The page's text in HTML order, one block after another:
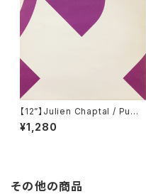
【12”】Julien Chaptal / Pump
(Remote Area) (Remote02
5)
¥1,280
その他の商品